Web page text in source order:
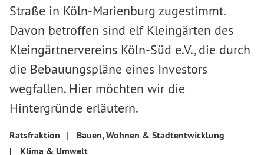
Straße in Köln-Marienburg zugestimmt.
Davon betroffen sind elf Kleingärten des
Kleingärtnervereins Köln-Süd e.V., die durch
die Bebauungspläne eines Investors
wegfallen. Hier möchten wir die
Hintergründe erläutern.
Ratsfraktion |
Bauen, Wohnen & Stadtentwicklung
|
Klima & Umwelt